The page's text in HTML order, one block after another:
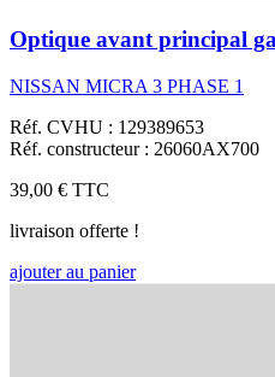
Optique avant principal
NISSAN MICRA 3 PHASE 1
Réf. CVHU : 129389653
Réf. constructeur : 26060AX700
39,00 € TTC
livraison offerte !
ajouter au panier